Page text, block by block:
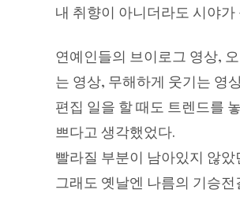
내 취향이 아니더라도 시야
연예인들의 브이로그 영상,
는 영상, 무해하게 웃기는 영
편집 일을 할 때도 트렌드를
쁘다고 생각했었다.
빨라질 부분이 남아있지 않
그래도 옛날엔 나름의 기승